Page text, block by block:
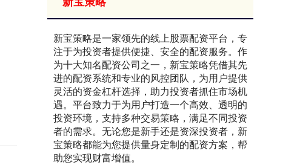
新宝策略是一家领先的线上股票配资平台，专
注于为投资者提供便捷、安全的配资服务。作
为十大知名配资公司之一，新宝策略凭借其先
进的配资系统和专业的风控团队，为用户提供
灵活的资金杠杆选择，助力投资者抓住市场机
遇。平台致力于为用户打造一个高效、透明的
投资环境，支持多种交易策略，满足不同投资
者的需求。无论您是新手还是资深投资者，新
宝策略都能为您提供量身定制的配资方案，帮
助您实现财富增值。